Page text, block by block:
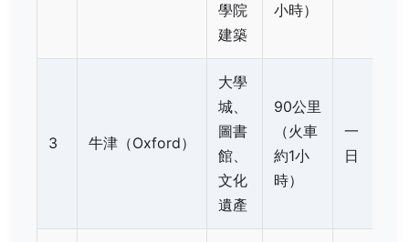
學院
建築
小時）
3 牛津（Oxford）
大學
城、
圖書
館、
文化
遺產
90公里
（火車
約1小
時）
一
日